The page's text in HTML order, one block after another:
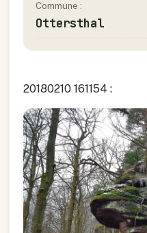
Commune :
Ottersthal
20180210 161154 :